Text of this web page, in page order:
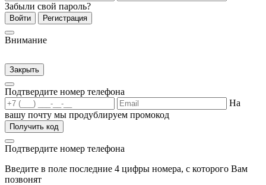
Забыли свой пароль?
Войти Регистрация
Внимание
Закрыть
Подтвердите номер телефона
На
вашу почту мы продублируем промокод
Получить код
Подтвердите номер телефона
Введите в поле последние 4 цифры номера, с которого Вам
позвонят